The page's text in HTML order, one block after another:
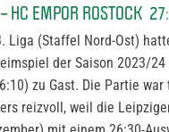
HC EMPOR ROSTOCK
Liga (Staffel Nord-Ost)
der Saison 2023/
zu Gast. Die Partie
reizvoll, weil die